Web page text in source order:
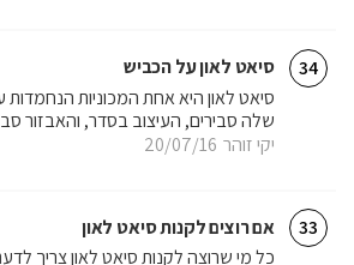
34 סיאט לאון על הכביש
יקי זוהר 20/07/16
סיאט לאון היא אחת המכוניות
שלה סבירים, העיצוב בסדר, והאבזור
33 אם רוצים לקנות סיאט לאון
כל מי שרוצה לקנות סיאט לאון צריך